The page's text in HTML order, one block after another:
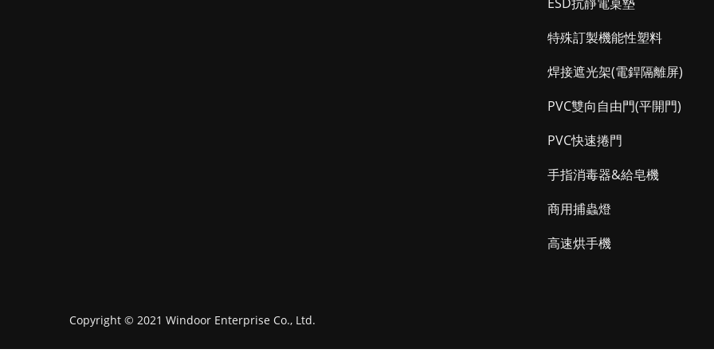
特殊訂製機能性塑料
焊接遮光架(電銲隔離屏)
PVC雙向自由門(平開門)
PVC快速捲門
手指消毒器&給皂機
商用捕蟲燈
高速烘手機
Copyright © 2021 Windoor Enterprise Co., Ltd.